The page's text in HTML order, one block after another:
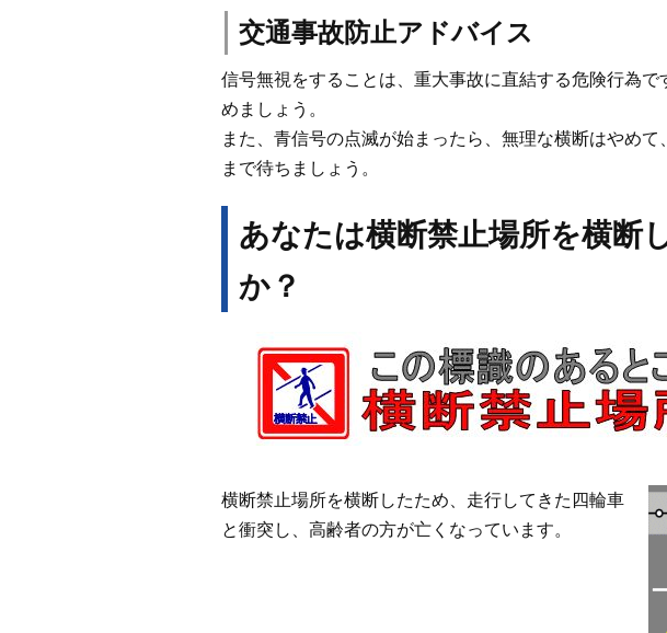
交通事故防止アドバイス
信号無視をすることは、重大事故に直結する危険行為で
めましょう。
また、青信号の点滅が始まったら、無理な横断はやめて
まで待ちましょう。
あなたは横断禁止場所を横断
か？
横断禁止場所を横断したため、走行してきた四輪車
と衝突し、高齢者の方が亡くなっています。